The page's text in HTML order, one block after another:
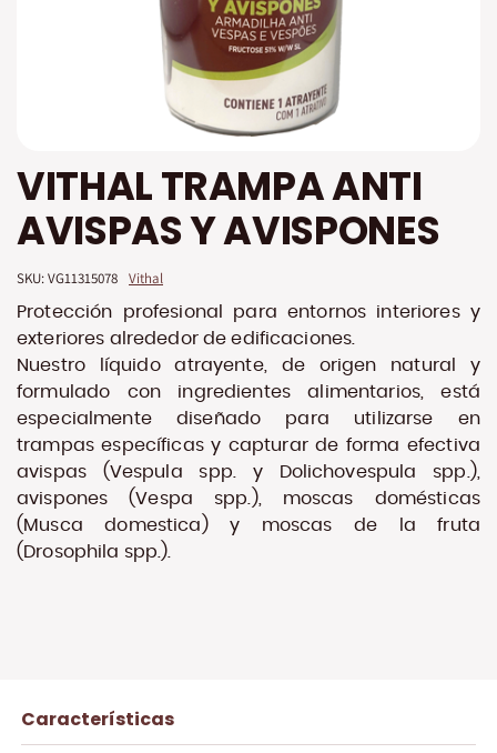
al
comienzo
de
la
de
imágenes
VITHAL TRAMPA ANTI
AVISPAS Y AVISPONES
SKU: VG11315078 Vithal
Protección profesional para entornos interiores y
exteriores alrededor de edificaciones.
Nuestro líquido atrayente, de origen natural y
formulado con ingredientes alimentarios, está
especialmente diseñado para utilizarse en
trampas específicas y capturar de forma efectiva
avispas (Vespula spp. y Dolichovespula spp.),
avispones (Vespa spp.), moscas domésticas
(Musca domestica) y moscas de la fruta
(Drosophila spp.).
Características